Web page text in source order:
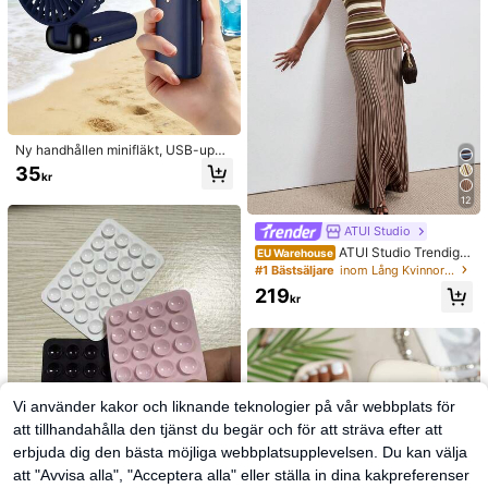
Ny handhållen minifläkt, USB-uppl
addningsbar med digital display; tys
t fläkt för studentboende; 3-i-1 fläk
smodell); vikbar med ställ; 800mAh,
5 vindhastigheter; lämplig för utomh
us, kontor, sovrum, camping och res
or, back to school
35kr
12
ATUI Studio
EU Warehouse ATUI Studio Trendig r
andig stickad klänning för kvinnor,
#1 Bästsäljare inom Lång Kvinnors tröjklänningar
219kr
Vi använder kakor och liknande teknologier på vår webbplats för
att tillhandahålla den tjänst du begär och för att sträva efter att
erbjuda dig den bästa möjliga webbplatsupplevelsen. Du kan välja
att "Avvisa alla", "Acceptera alla" eller ställa in dina kakpreferenser